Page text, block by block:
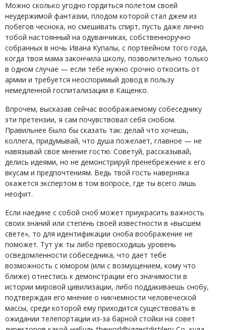
Можно сколько угодно гордиться полетом своей
неудержимой фантазии, плодом которой стал джем из
побегов чеснока, но смешивать спирт, пусть даже лично
тобой настоянный на одуванчиках, собственноручно
собранных в ночь Ивана Купалы, с портвейном того года,
когда твоя мама закончила школу, позволительно только
в одном случае — если тебе нужно срочно откосить от
армии и требуется неоспоримый довод в пользу
немедленной госпитализации в Кащенко.
Впрочем, высказав сейчас воображаемому собеседнику
эти претензии, я сам почувствовал себя снобом.
Правильнее было бы сказать так: делай что хочешь,
коллега, придумывай, что душа пожелает, главное — не
навязывай свое мнение гостю. Советуй, рассказывай,
делись идеями, но не демонстрируй пренебрежение к его
вкусам и предпочтениям. Ведь твой гость наверняка
окажется экспертом в том вопросе, где ты всего лишь
неофит.
Если наедине с собой сноб может приукрасить важность
своих знаний или степень своей известности в «высшем
свете», то для идентификации сноба воображение не
поможет. Тут уж ты либо превосходишь уровень
осведомленности собеседника, что дает тебе
возможность с юмором (или с возмущением, кому что
ближе) отнестись к демонстрации его значимости в
истории мировой цивилизации, либо поддакиваешь снобу,
подтверждая его мнение о никчемности человеческой
массы, среди которой ему приходится существовать в
ожидании телепортации из-за барной стойки на совет